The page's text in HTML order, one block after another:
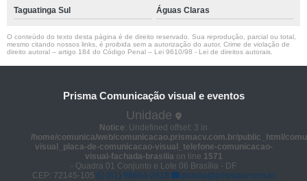
Taguatinga Sul Águas Claras
O conteúdo do texto desta página é de direito reservado. Sua reprodução, parcial ou total,
mesmo citando nossos links, é proibida sem a autorização do autor. Crime de violação de
direito autoral – artigo 184 do Código Penal – Lei 9610/98 - Lei de direitos autorais
Prisma Comunicação visual e eventos
Unidade
Notice: Undefined offset: 3 in
/home/comunica/web/comunicacao.prismacv.com.br/public_html/
visual_placa-de-comunicacao-visual_telefone-comunicacao-
visual-fachada-brasiliaon line 1571
- Quadra 01 Conjunto e Lote 06 Brasília - DF
CEP: 72145-105
(61) 98664-2818 prisma@prismacv.com.br